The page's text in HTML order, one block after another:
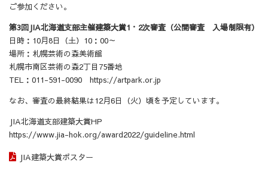
ご参加ください。
第3回JIA北海道支部主催建築大賞1・2次審査（公開審査 入場制限有）
日時：10月8日（土）10：00～
場所：札幌芸術の森美術館
札幌市南区芸術の森2丁目75番地
TEL：011-591-0090 https://artpark.or.jp
なお、審査の最終結果は12月6日（火）頃を予定しています。
JIA北海道支部建築大賞HP
https://www.jia-hok.org/award2022/guideline.html
JIA建築大賞ポスター